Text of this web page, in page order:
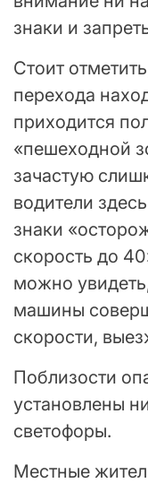
знаки и
Стоит
перехода
приходится
«пешеходной
зачастую
водители
знаки
скорость до
можно
машины
скорости,
Поблизости
установлены
светофоры.
Местные